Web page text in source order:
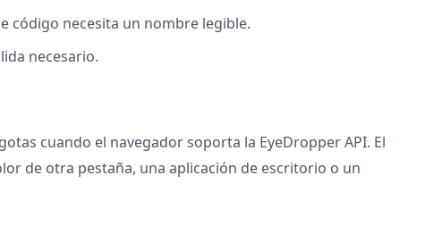
código necesita un nombre legible.
necesario.
cuando el navegador soporta la EyeDropper API. El
de otra pestaña, una aplicación de escritorio o un